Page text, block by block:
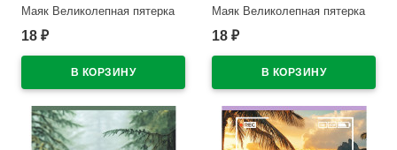
Маяк Великолепная пятерка
арт Т5012 О1В5-5
18 ₽
Маяк Великолепная пятерка
арт Т5012 О1В5-1
18 ₽